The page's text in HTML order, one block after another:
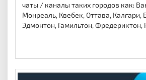
чаты / каналы таких городов как:
Монреаль, Квебек, Оттава, Калгари,
Эдмонтон, Гамильтон, Фредериктон,